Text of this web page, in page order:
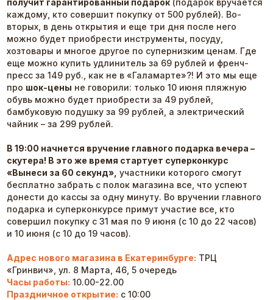
каждому, кто совершит покупку от 500 рублей). Во-
вторых, в день открытия и еще три дня после него
можно будет приобрести инструменты, посуду,
хозтовары и многое другое по супернизким ценам. Где
еще можно купить удлинитель за 69 рублей и френч-
пресс за 149 руб., как не в «Галамарте»?! И это мы еще
про шок-цены не говорили: только 10 июня пляжную
обувь можно будет приобрести за 49 рублей,
бамбуковую подушку за 99 рублей, а электрический
чайник – за 299 рублей.
В 19:00 начнется вручение главного подарка вечера –
скутера! В это же время стартует суперконкурс
«Вынеси за 60 секунд», участники которого смогут
бесплатно забрать с полок магазина все, что успеют
донести до кассы за одну минуту. Во вручении главного
подарка и суперконкурсе примут участие все, кто
совершил покупку с 31 мая по 9 июня (с 10 до 22 часов)
и 10 июня (с 10 до 19 часов).
Адрес нового магазина в Екатеринбурге: ТРЦ
«Гринвич», ул. 8 Марта, 46, 5 очередь
Часы работы: 10.00-22.00
Праздничное открытие: с 10:00